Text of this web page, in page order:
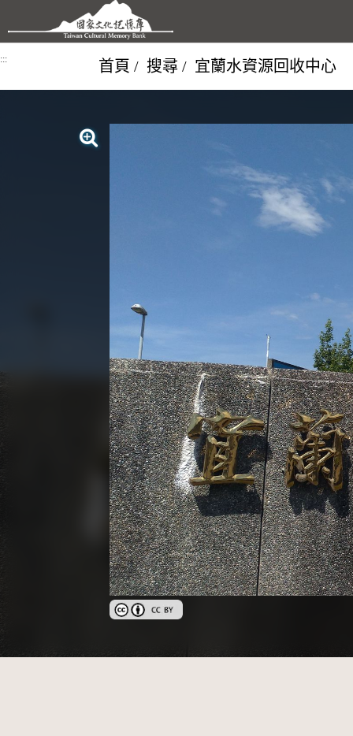
跳到主要內容區塊
::: 首頁 搜尋 宜蘭水資源回收中心
創用CC姓名標示 3.0 台灣及其後版本(CC BY 3.0